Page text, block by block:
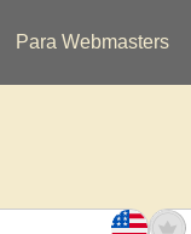
Para Webmasters